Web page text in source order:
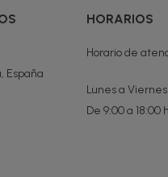
España
HORARIOS
Horario de
Lunes a Viernes
De 9:00 a 18:00